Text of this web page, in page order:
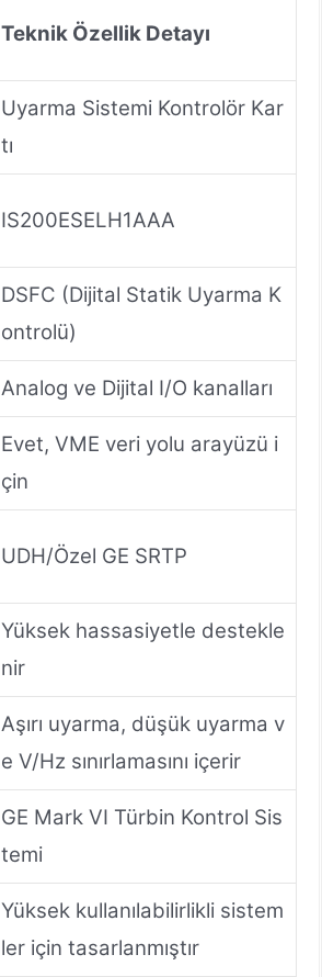
Teknik Özellik Detayı
Uyarma Sistemi Kontrolör Kar
tı
IS200ESELH1AAA
DSFC (Dijital Statik Uyarma K
ontrolü)
Analog ve Dijital I/O kanalları
Evet, VME veri yolu arayüzü i
çin
UDH/Özel GE SRTP
Yüksek hassasiyetle destekle
nir
Aşırı uyarma, düşük uyarma v
e V/Hz sınırlamasını içerir
GE Mark VI Türbin Kontrol Sis
temi
Yüksek kullanılabilirlikli sistem
ler için tasarlanmıştır